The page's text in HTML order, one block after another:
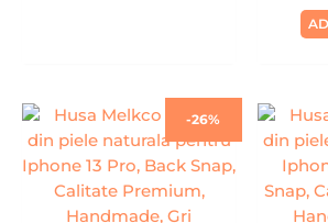
-26%
Prețul
inițial
a
fost:
134,00 lei.
Prețul
curent
este:
99,00 lei.